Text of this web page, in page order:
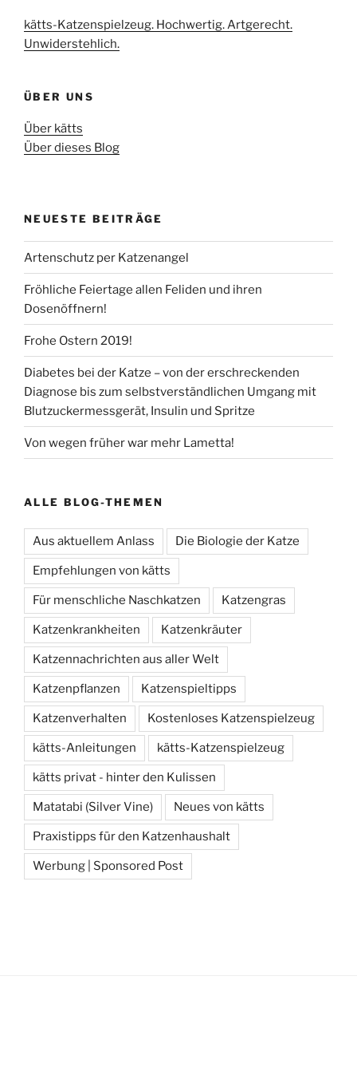
kätts-Katzenspielzeug. Hochwertig. Artgerecht.
Unwiderstehlich.
ÜBER UNS
Über kätts
Über dieses Blog
NEUESTE BEITRÄGE
Artenschutz per Katzenangel
Fröhliche Feiertage allen Feliden und ihren
Dosenöffnern!
Frohe Ostern 2019!
Diabetes bei der Katze – von der erschreckenden
Diagnose bis zum selbstverständlichen Umgang mit
Blutzuckermessgerät, Insulin und Spritze
Von wegen früher war mehr Lametta!
ALLE BLOG-THEMEN
Aus aktuellem Anlass Die Biologie der Katze
Empfehlungen von kätts
Für menschliche Naschkatzen Katzengras
Katzenkrankheiten Katzenkräuter
Katzennachrichten aus aller Welt
Katzenpflanzen Katzenspieltipps
Katzenverhalten Kostenloses Katzenspielzeug
kätts-Anleitungen kätts-Katzenspielzeug
kätts privat - hinter den Kulissen
Matatabi (Silver Vine) Neues von kätts
Praxistipps für den Katzenhaushalt
Werbung | Sponsored Post